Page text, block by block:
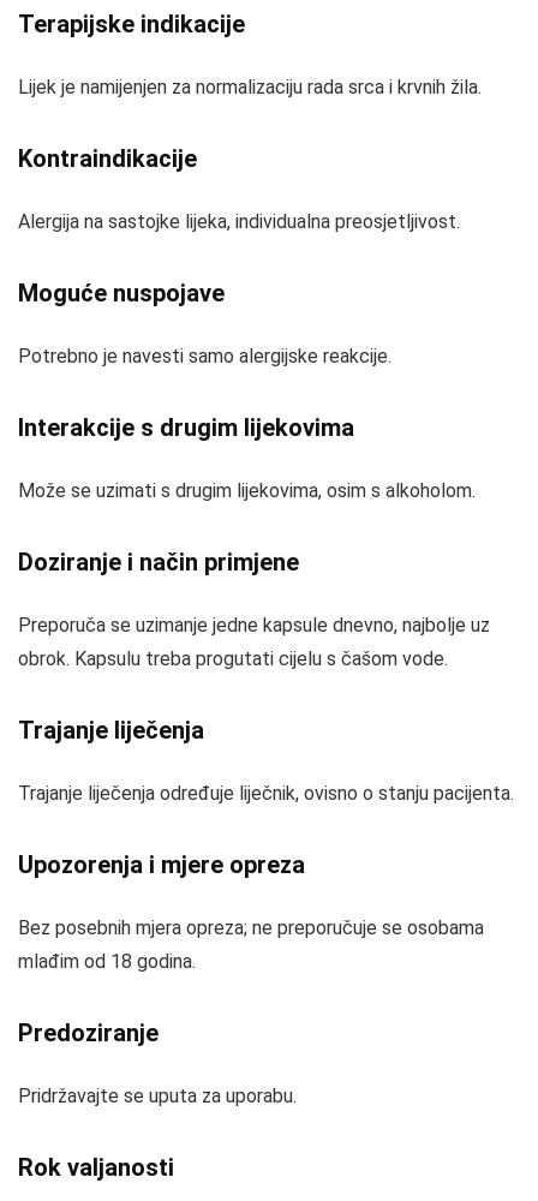
Terapijske indikacije
Lijek je namijenjen za normalizaciju rada srca i krvnih žila.
Kontraindikacije
Alergija na sastojke lijeka, individualna preosjetljivost.
Moguće nuspojave
Potrebno je navesti samo alergijske reakcije.
Interakcije s drugim lijekovima
Može se uzimati s drugim lijekovima, osim s alkoholom.
Doziranje i način primjene
Preporuča se uzimanje jedne kapsule dnevno, najbolje uz
obrok. Kapsulu treba progutati cijelu s čašom vode.
Trajanje liječenja
Trajanje liječenja određuje liječnik, ovisno o stanju pacijenta.
Upozorenja i mjere opreza
Bez posebnih mjera opreza; ne preporučuje se osobama
mlađim od 18 godina.
Predoziranje
Pridržavajte se uputa za uporabu.
Rok valjanosti